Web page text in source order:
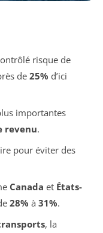
risque de
de 25% d’ici
importantes
revenu.
pour éviter des
Canada et États-
28% à 31%.
, la